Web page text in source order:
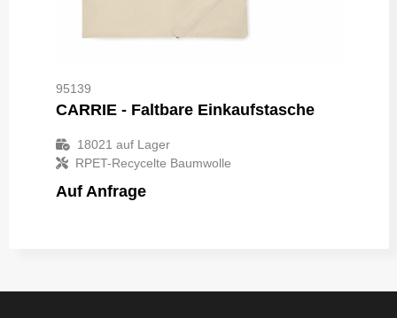
95139
CARRIE - Faltbare Einkaufstasche
18021 auf Lager
RPET-Recycelte Baumwolle
Auf Anfrage